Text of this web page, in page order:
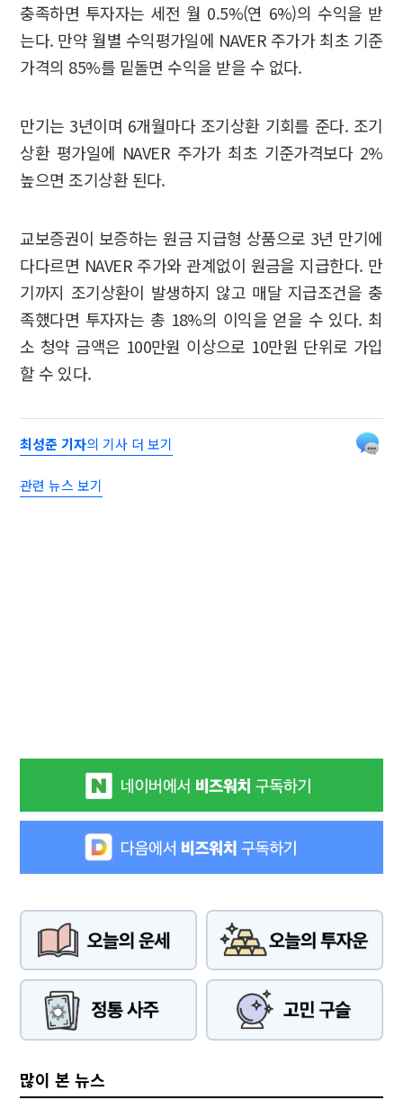
충족하면 투자자는 세전 월 0.5%(연 6%)의 수익을 받
는다. 만약 월별 수익평가일에 NAVER 주가가 최초 기준
가격의 85%를 밑돌면 수익을 받을 수 없다.
만기는 3년이며 6개월마다 조기상환 기회를 준다. 조기
상환 평가일에 NAVER 주가가 최초 기준가격보다 2%
높으면 조기상환 된다.
교보증권이 보증하는 원금 지급형 상품으로 3년 만기에
다다르면 NAVER 주가와 관계없이 원금을 지급한다. 만
기까지 조기상환이 발생하지 않고 매달 지급조건을 충
족했다면 투자자는 총 18%의 이익을 얻을 수 있다. 최
소 청약 금액은 100만원 이상으로 10만원 단위로 가입
할 수 있다.
최성준 기자의 기사 더 보기
관련 뉴스 보기
많이 본 뉴스